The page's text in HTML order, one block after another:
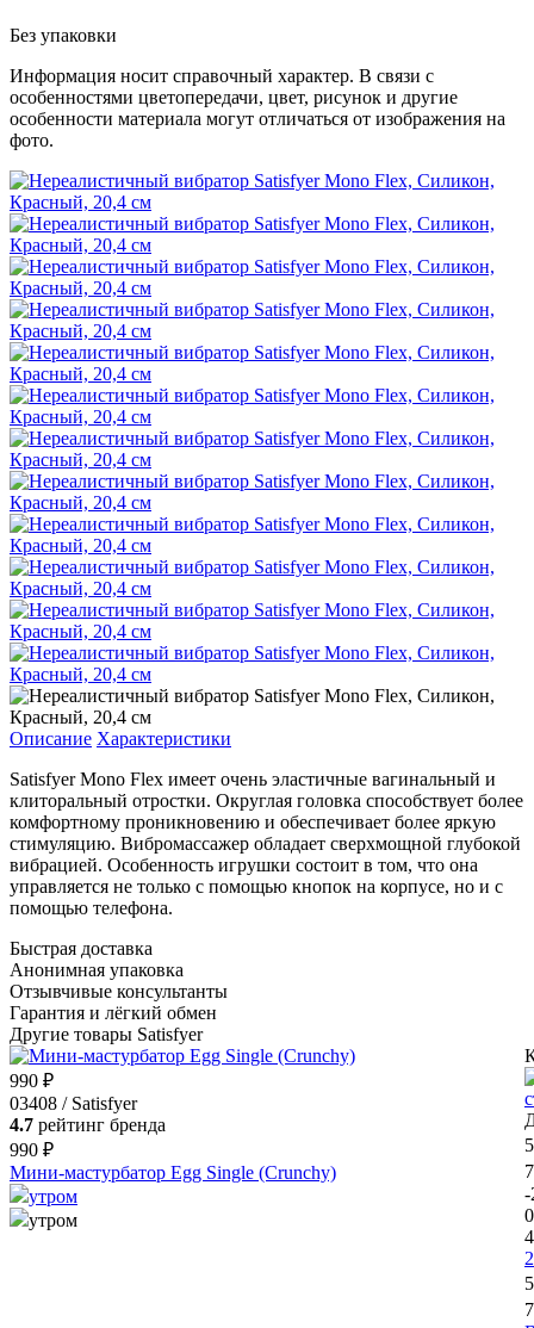
Без упаковки
Информация носит справочный характер. В связи с
особенностями цветопередачи, цвет, рисунок и другие
особенности материала могут отличаться от изображения на
фото.
Описание Характеристики
Satisfyer Mono Flex имеет очень эластичные вагинальный и
клиторальный отростки. Округлая головка способствует более
комфортному проникновению и обеспечивает более яркую
стимуляцию. Вибромассажер обладает сверхмощной глубокой
вибрацией. Особенность игрушки состоит в том, что она
управляется не только с помощью кнопок на корпусе, но и с
помощью телефона.
Быстрая доставка
Анонимная упаковка
Отзывчивые консультанты
Гарантия и лёгкий обмен
Другие товары Satisfyer
990 ₽
03408 / Satisfyer
4.7 рейтинг бренда
990 ₽
Мини-мастурбатор Egg Single (Crunchy)
утром
утром
-